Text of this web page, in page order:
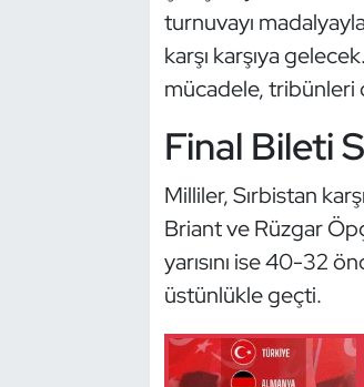
turnuvayı
karşı karşıya
mücadele, tribünleri
Final Bileti
Milliler, Sırbistan
Briant ve Rüzgar
yarısını ise 40-32
üstünlükle geçti.
Hava Sporları